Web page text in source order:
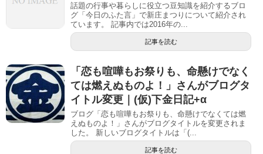
話題の行事や暮らしに役立つ豆知識を紹介するブロ
グ「今日のふた言」で新庄まつりについて紹介され
ています。 記事内では2016年の...
記事を読む
「恋も喧嘩もお祭りも、命懸けでなく
ては燃えぬものよ！」さんがブログタ
イトル変更｜(仮)下金日記+α
ブログ「恋も喧嘩もお祭りも、命懸けでなくては燃
えぬものよ！」さんがブログタイトルを変更されま
した。 新しいブログタイトルは「(...
記事を読む